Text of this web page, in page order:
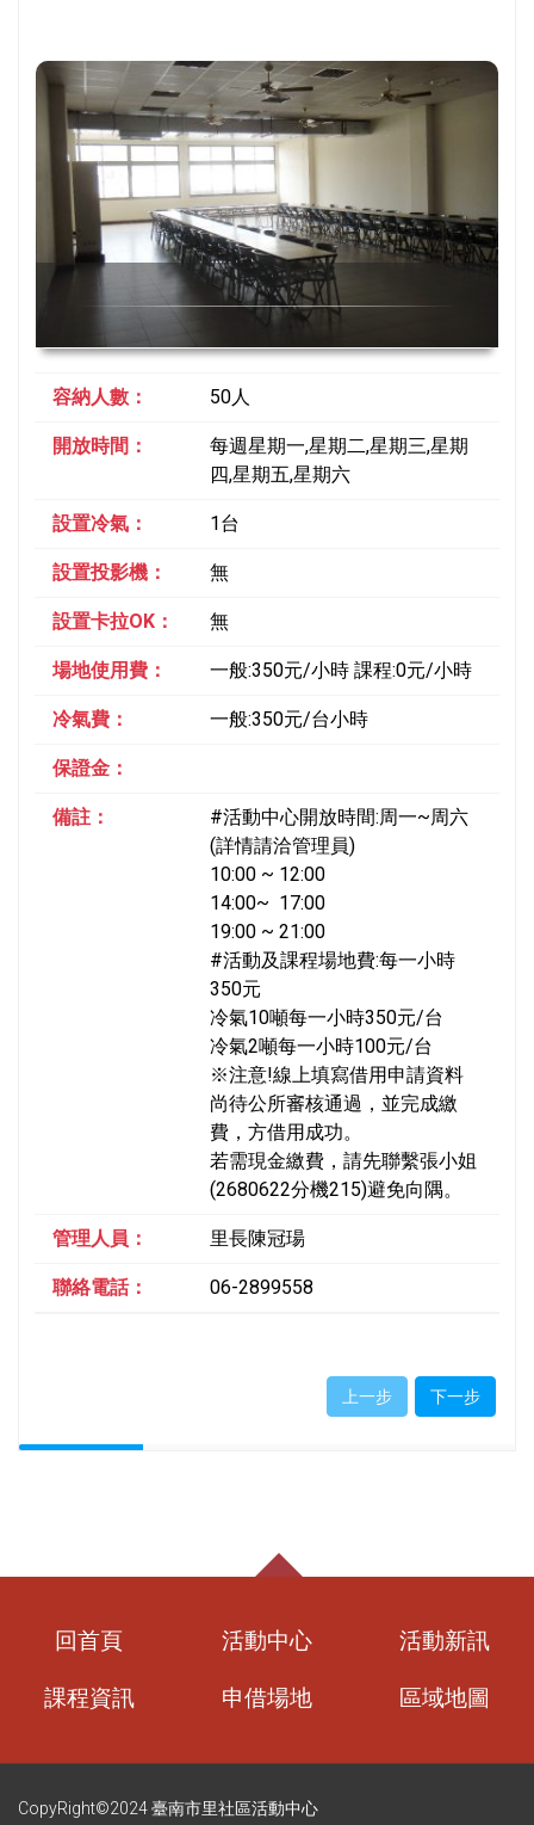
容納人數： 50人
開放時間：
每週星期一,星期二,星期三,星期
四,星期五,星期六
設置冷氣： 1台
設置投影機： 無
設置卡拉OK： 無
場地使用費： 一般:350元/小時 課程:0元/小時
冷氣費： 一般:350元/台小時
保證金：
備註：
#活動中心開放時間:周一~周六
(詳情請洽管理員)
10:00 ~ 12:00
14:00~ 17:00
19:00 ~ 21:00
#活動及課程場地費:每一小時
350元
冷氣10噸每一小時350元/台
冷氣2噸每一小時100元/台
※注意!線上填寫借用申請資料
尚待公所審核通過，並完成繳
費，方借用成功。
若需現金繳費，請先聯繫張小姐
(2680622分機215)避免向隅。
管理人員： 里長陳冠瑒
聯絡電話： 06-2899558
上一步 下一步
回首頁 活動中心 活動新訊
課程資訊 申借場地 區域地圖
CopyRight©2024 臺南市里社區活動中心